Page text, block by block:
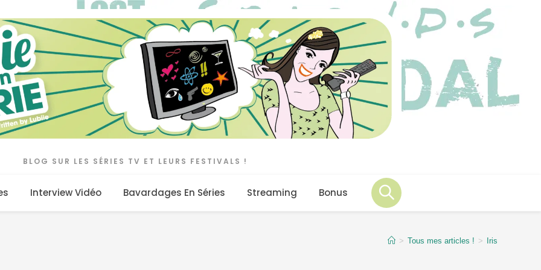
BLOG SUR LES SÉRIES TV ET LEURS FESTIVALS !
Interview Vidéo Bavardages En Séries Streaming Bonus
> Tous mes articles ! > Iris